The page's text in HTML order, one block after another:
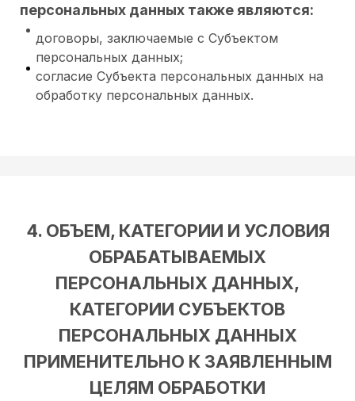
персональных данных также являются:
договоры, заключаемые с Субъектом
персональных данных;
согласие Субъекта персональных данных на
обработку персональных данных.
4. ОБЪЕМ, КАТЕГОРИИ И УСЛОВИЯ
ОБРАБАТЫВАЕМЫХ
ПЕРСОНАЛЬНЫХ ДАННЫХ,
КАТЕГОРИИ СУБЪЕКТОВ
ПЕРСОНАЛЬНЫХ ДАННЫХ
ПРИМЕНИТЕЛЬНО К ЗАЯВЛЕННЫМ
ЦЕЛЯМ ОБРАБОТКИ